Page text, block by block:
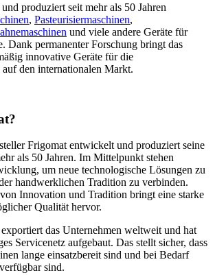
produziert seit mehr als 50 Jahren
, Pasteurisiermaschinen,
und viele andere Geräte für
Dank permanenter Forschung bringt das
innovative Geräte für die
den internationalen Markt.
Frigomat entwickelt und produziert seine
als 50 Jahren. Im Mittelpunkt stehen
um neue technologische Lösungen zu
handwerklichen Tradition zu verbinden.
Innovation und Tradition bringt eine starke
Qualität hervor.
das Unternehmen weltweit und hat
Servicenetz aufgebaut. Das stellt sicher, dass
lange einsatzbereit sind und bei Bedarf
sind.